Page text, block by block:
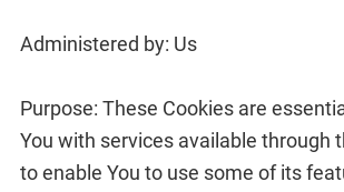
Administered by: Us
Purpose: These Cookies are
You with services available through
to enable You to use some of its